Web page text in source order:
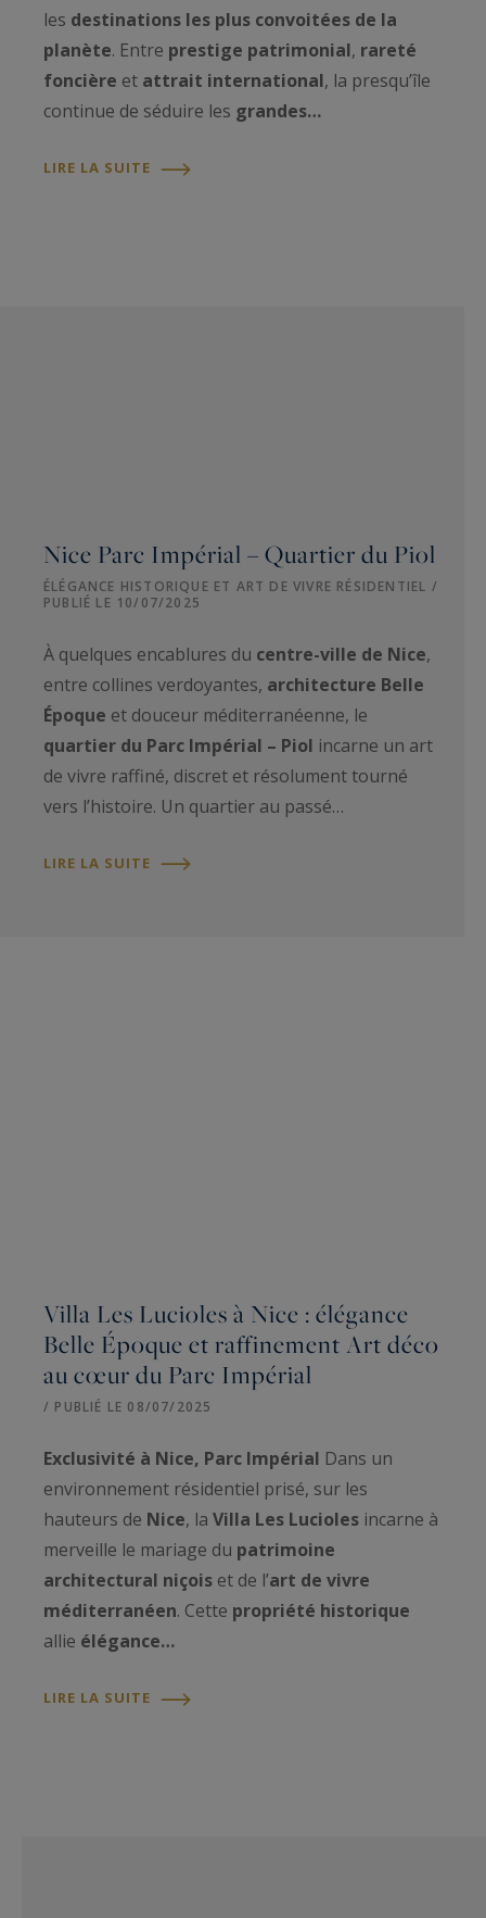
les destinations les plus convoitées de la
planète. Entre prestige patrimonial, rareté
foncière et attrait international, la presqu’île
continue de séduire les grandes…
LIRE LA SUITE
Nice Parc Impérial – Quartier du Piol
ÉLÉGANCE HISTORIQUE ET ART DE VIVRE RÉSIDENTIEL /
PUBLIÉ LE 10/07/2025
À quelques encablures du centre-ville de Nice,
entre collines verdoyantes, architecture Belle
Époque et douceur méditerranéenne, le
quartier du Parc Impérial – Piol incarne un art
de vivre raffiné, discret et résolument tourné
vers l’histoire. Un quartier au passé…
LIRE LA SUITE
Villa Les Lucioles à Nice : élégance
Belle Époque et raffinement Art déco
au cœur du Parc Impérial
/ PUBLIÉ LE 08/07/2025
Exclusivité à Nice, Parc Impérial Dans un
environnement résidentiel prisé, sur les
hauteurs de Nice, la Villa Les Lucioles incarne à
merveille le mariage du patrimoine
architectural niçois et de l’art de vivre
méditerranéen. Cette propriété historique
allie élégance…
LIRE LA SUITE